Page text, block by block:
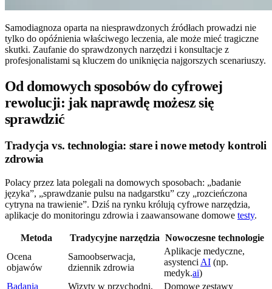
Samodiagnoza oparta na niesprawdzonych źródłach prowadzi nie
tylko do opóźnienia właściwego leczenia, ale może mieć tragiczne
skutki. Zaufanie do sprawdzonych narzędzi i konsultacje z
profesjonalistami są kluczem do uniknięcia najgorszych scenariuszy.
Od domowych sposobów do cyfrowej
rewolucji: jak naprawdę możesz się
sprawdzić
Tradycja vs. technologia: stare i nowe metody kontroli
zdrowia
Polacy przez lata polegali na domowych sposobach: „badanie
języka”, „sprawdzanie pulsu na nadgarstku” czy „rozcieńczona
cytryna na trawienie”. Dziś na rynku królują cyfrowe narzędzia,
aplikacje do monitoringu zdrowia i zaawansowane domowe testy.
Metoda Tradycyjne narzędzia Nowoczesne technologie
Ocena
objawów
Samoobserwacja,
dziennik zdrowia
Aplikacje medyczne,
asystenci AI (np.
medyk.ai)
Badania
Wizyty w przychodni,
Domowe zestawy